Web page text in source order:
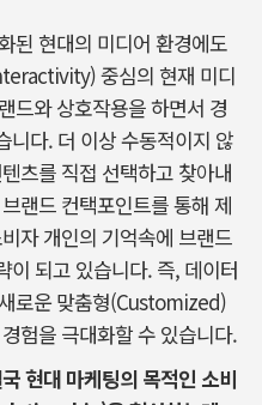
된 현대의 미디어 환경에도
중심의 현재 미디
드와 상호작용을 하면서 경
니다. 더 이상 수동적이지 않
츠를 직접 선택하고 찾아내
랜드 컨택포인트를 통해 제
자 개인의 기억속에 브랜드
이 되고 있습니다. 즉, 데이터
로운 맞춤형(Customized)
험을 극대화할 수 있습니다.
현대 마케팅의 목적인 소비